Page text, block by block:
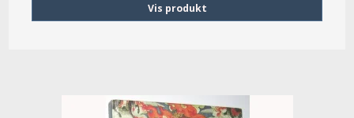
Vis produkt